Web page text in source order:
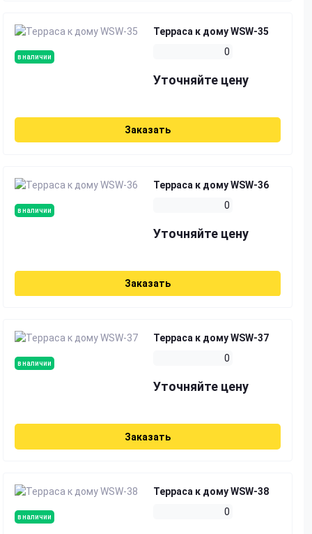
в наличии
Терраса к дому WSW-35
0
Уточняйте цену
Заказать
в наличии
Терраса к дому WSW-36
0
Уточняйте цену
Заказать
в наличии
Терраса к дому WSW-37
0
Уточняйте цену
Заказать
в наличии
Терраса к дому WSW-38
0